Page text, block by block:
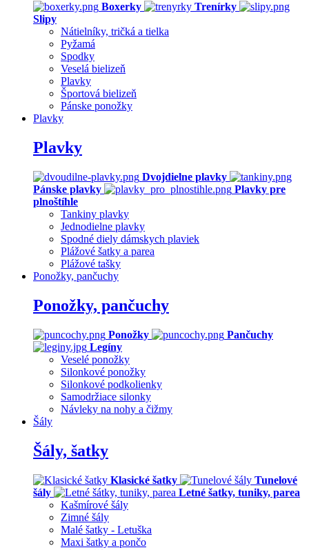
Boxerky
Trenírky
Slipy
Nátielníky, tričká a tielka
Pyžamá
Spodky
Veselá bielizeň
Plavky
Športová bielizeň
Pánske ponožky
Plavky
Plavky
Dvojdielne plavky
Pánske plavky
Plavky pre
plnoštíhle
Tankiny plavky
Jednodielne plavky
Spodné diely dámskych plaviek
Plážové šatky a parea
Plážové tašky
Ponožky, pančuchy
Ponožky, pančuchy
Ponožky
Pančuchy
Legíny
Veselé ponožky
Silonkové ponožky
Silonkové podkolienky
Samodržiace silonky
Návleky na nohy a čižmy
Šály
Šály, šatky
Klasické šatky
Tunelové
šály
Letné šatky, tuniky, parea
Kašmírové šály
Zimné šály
Malé šatky - Letuška
Maxi šatky a pončo